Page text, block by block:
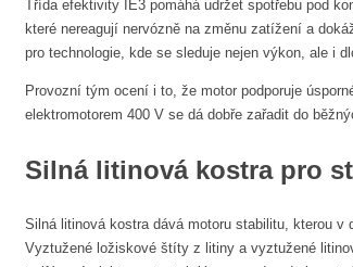
Třída efektivity IE3 pomáhá udržet spotřebu pod
které nereagují nervózně na změnu zatížení a
pro technologie, kde se sleduje nejen výkon, ale i
Provozní tým ocení i to, že motor podporuje
elektromotorem 400 V se dá dobře zařadit do
Silná litinová kostra pro
Silná litinová kostra dává motoru stabilitu, kterou
Vyztužené ložiskové štíty z litiny a vyztužené